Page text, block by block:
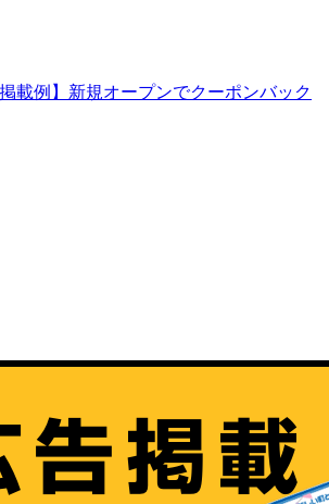
掲載例】新規オープンでクーポンバック